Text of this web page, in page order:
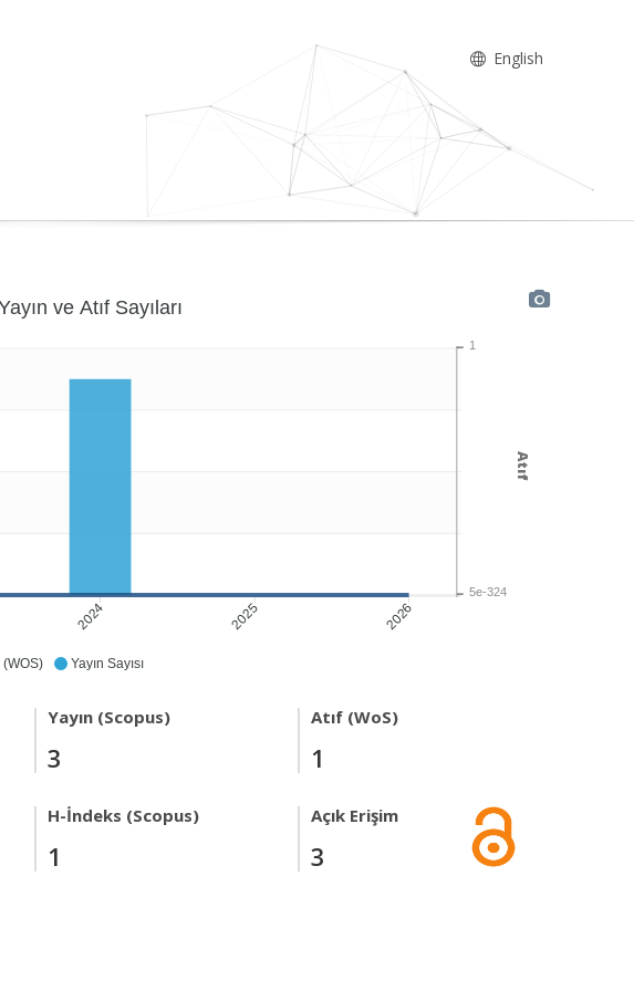
English
(WOS) Yayın Sayısı
2024 2025 2026
ve Atıf Sayıları
1
5e-324
Atıf
Yayın (Scopus)
3
Atıf (WoS)
1
H-İndeks (Scopus)
1
Açık Erişim
3